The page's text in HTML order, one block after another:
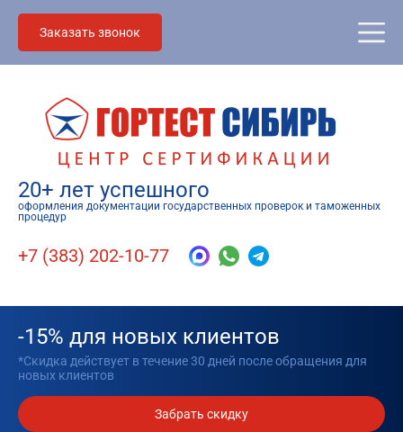
Заказать звонок
20+ лет успешного
оформления документации государственных проверок и таможенных
процедур
+7 (383) 202-10-77
-15% для новых клиентов
*Скидка действует в течение 30 дней после обращения для
новых клиентов
Забрать скидку